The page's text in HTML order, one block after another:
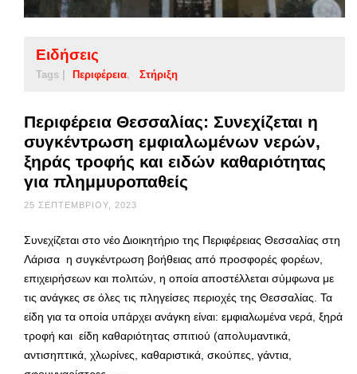
Ειδήσεις
Tags | Περιφέρεια Στήριξη
Περιφέρεια Θεσσαλίας: Συνεχίζεται η
συγκέντρωση εμφιαλωμένων νερών,
ξηράς τροφής και ειδών καθαριότητας
για πλημμυροπαθείς
25 ΣΕΠΤΕΜΒΡΊΟΥ, 2023
Συνεχίζεται στο νέο Διοικητήριο της Περιφέρειας Θεσσαλίας στη
Λάρισα η συγκέντρωση βοήθειας από προσφορές φορέων,
επιχειρήσεων και πολιτών, η οποία αποστέλλεται σύμφωνα με
τις ανάγκες σε όλες τις πληγείσες περιοχές της Θεσσαλίας. Τα
είδη για τα οποία υπάρχει ανάγκη είναι: εμφιαλωμένα νερά, ξηρά
τροφή και είδη καθαριότητας σπιτιού (απολυμαντικά,
αντισηπτικά, χλωρίνες, καθαριστικά, σκούπες, γάντια,